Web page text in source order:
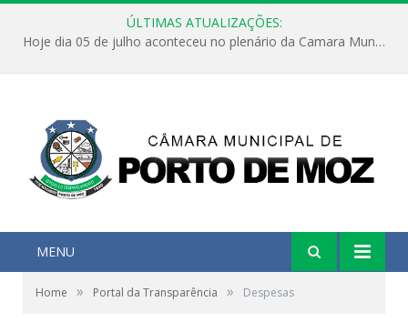
ÚLTIMAS ATUALIZAÇÕES:
Hoje dia 05 de julho aconteceu no plenário da Camara Municipal de Porto de Moz a Sessão Solene de Abertura dos Trabalhos Legislativos 2º Período da 23ª Legislatura
MENU
Home » Portal da Transparência » Despesas